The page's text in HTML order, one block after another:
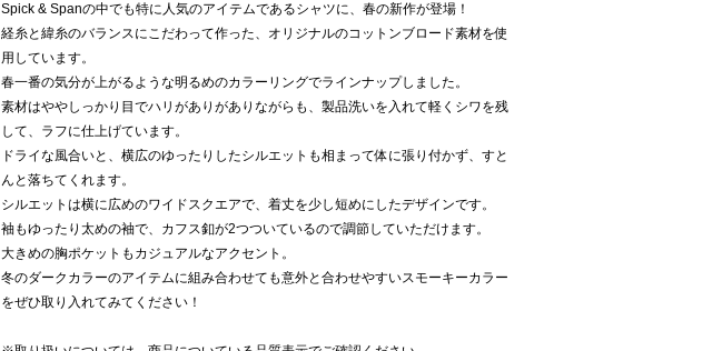
Spick & Spanの中でも特に人気のアイテムであるシャツに、春の新作が登場！
経糸と緯糸のバランスにこだわって作った、オリジナルのコットンブロード素材を使
用しています。
春一番の気分が上がるような明るめのカラーリングでラインナップしました。
素材はややしっかり目でハリがありがありながらも、製品洗いを入れて軽くシワを残
して、ラフに仕上げています。
ドライな風合いと、横広のゆったりしたシルエットも相まって体に張り付かず、すと
んと落ちてくれます。
シルエットは横に広めのワイドスクエアで、着丈を少し短めにしたデザインです。
袖もゆったり太めの袖で、カフス釦が2つついているので調節していただけます。
大きめの胸ポケットもカジュアルなアクセント。
冬のダークカラーのアイテムに組み合わせても意外と合わせやすいスモーキーカラー
をぜひ取り入れてみてください！